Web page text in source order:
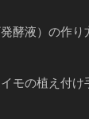
酵液）の作り
モの植え付け